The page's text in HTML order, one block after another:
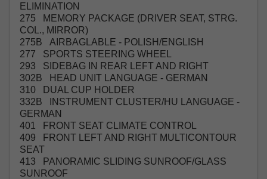
ELIMINATION
275 MEMORY PACKAGE (DRIVER SEAT, STRG.
COL., MIRROR)
275B AIRBAGLABLE - POLISH/ENGLISH
277 SPORTS STEERING WHEEL
293 SIDEBAG IN REAR LEFT AND RIGHT
302B HEAD UNIT LANGUAGE - GERMAN
310 DUAL CUP HOLDER
332B INSTRUMENT CLUSTER/HU LANGUAGE -
GERMAN
401 FRONT SEAT CLIMATE CONTROL
409 FRONT LEFT AND RIGHT MULTICONTOUR
SEAT
413 PANORAMIC SLIDING SUNROOF/GLASS
SUNROOF